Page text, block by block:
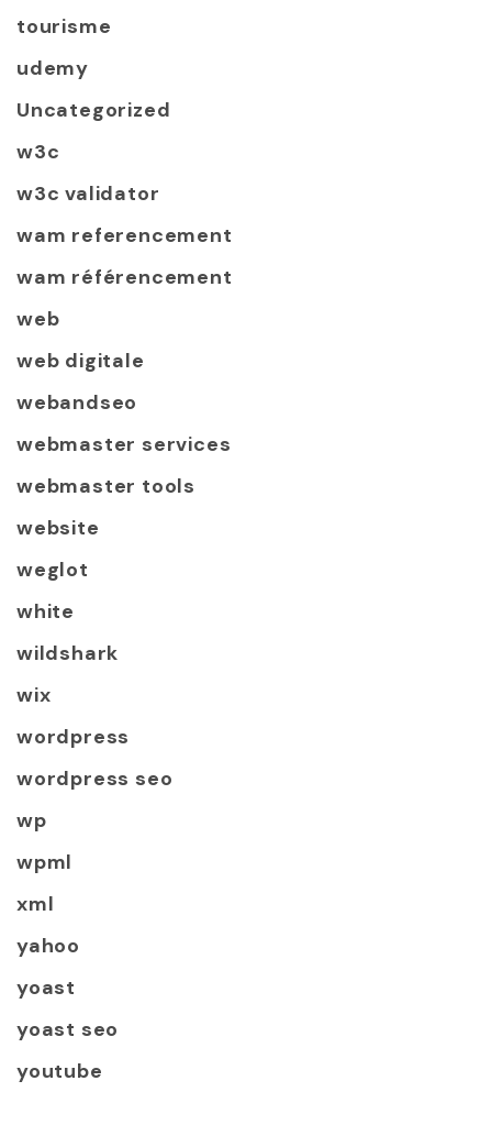
tourisme
udemy
Uncategorized
w3c
w3c validator
wam referencement
wam référencement
web
web digitale
webandseo
webmaster services
webmaster tools
website
weglot
white
wildshark
wix
wordpress
wordpress seo
wp
wpml
xml
yahoo
yoast
yoast seo
youtube